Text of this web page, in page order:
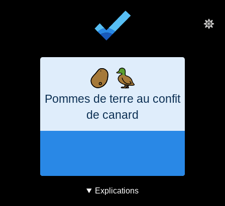
Pommes de terre au confit
de canard
Explications